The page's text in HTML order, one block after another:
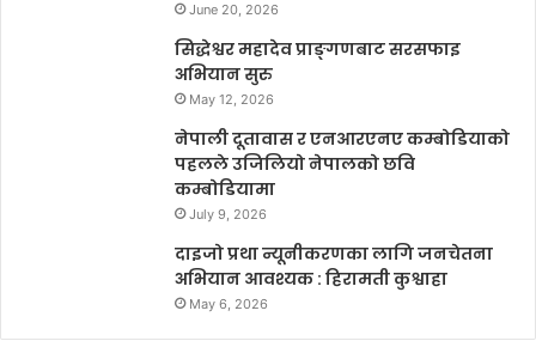
June 20, 2026
सिद्धेश्वर महादेव प्राङ्गणबाट सरसफाइ
अभियान सुरु
May 12, 2026
नेपाली दूतावास र एनआरएनए कम्बोडियाको
पहलले उजिलियो नेपालको छवि
कम्बोडियामा
July 9, 2026
दाइजो प्रथा न्यूनीकरणका लागि जनचेतना
अभियान आवश्यक : हिरामती कुश्वाहा
May 6, 2026